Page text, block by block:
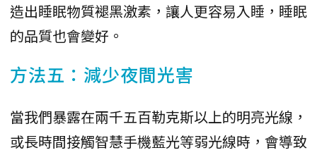
造出睡眠物質褪黑激素，讓人更容易入睡，睡眠
的品質也會變好。
方法五：減少夜間光害
當我們暴露在兩千五百勒克斯以上的明亮光線，
或長時間接觸智慧手機藍光等弱光線時，會導致